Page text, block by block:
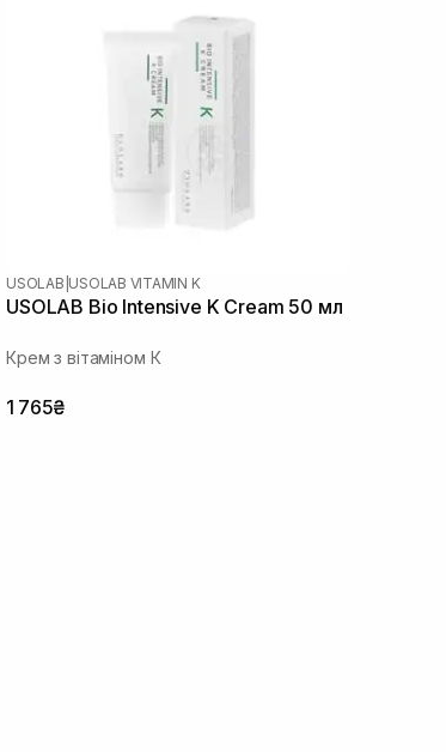
USOLAB USOLAB VITAMIN K
USOLAB Bio Intensive K Cream 50 мл
Крем з вітаміном К
1 765₴